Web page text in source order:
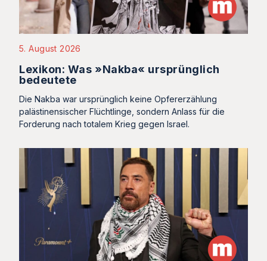
5. August 2026
Lexikon: Was »Nakba« ursprünglich
bedeutete
Die Nakba war ursprünglich keine Opfererzählung
palästinensischer Flüchtlinge, sondern Anlass für die
Forderung nach totalem Krieg gegen Israel.